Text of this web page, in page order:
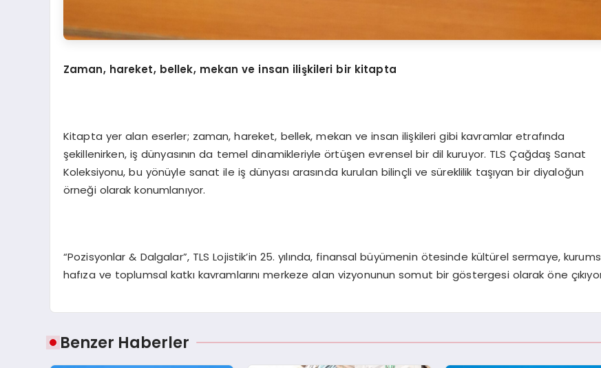
Zaman, hareket, bellek, mekan ve insan ilişkileri bir kitapta
Kitapta yer alan eserler; zaman, hareket, bellek, mekan ve insan ilişkileri gibi kavramlar etrafında
şekillenirken, iş dünyasının da temel dinamikleriyle örtüşen evrensel bir dil kuruyor. TLS Çağdaş Sanat
Koleksiyonu, bu yönüyle sanat ile iş dünyası arasında kurulan bilinçli ve süreklilik taşıyan bir diyaloğun
örneği olarak konumlanıyor.
“Pozisyonlar & Dalgalar”, TLS Lojistik’in 25. yılında, finansal büyümenin ötesinde kültürel sermaye,
hafıza ve toplumsal katkı kavramlarını merkeze alan vizyonunun somut bir göstergesi olarak öne
Benzer Haberler